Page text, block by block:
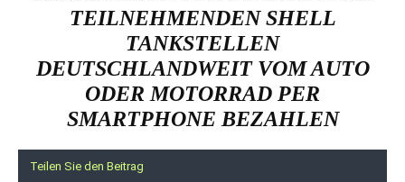
TEILNEHMENDEN SHELL
TANKSTELLEN
DEUTSCHLANDWEIT VOM AUTO
ODER MOTORRAD PER
SMARTPHONE BEZAHLEN
Teilen Sie den Beitrag